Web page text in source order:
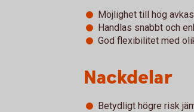
Möjlighet till hög
Handlas snabbt och
God flexibilitet med
Nackdelar
Betydligt högre risk